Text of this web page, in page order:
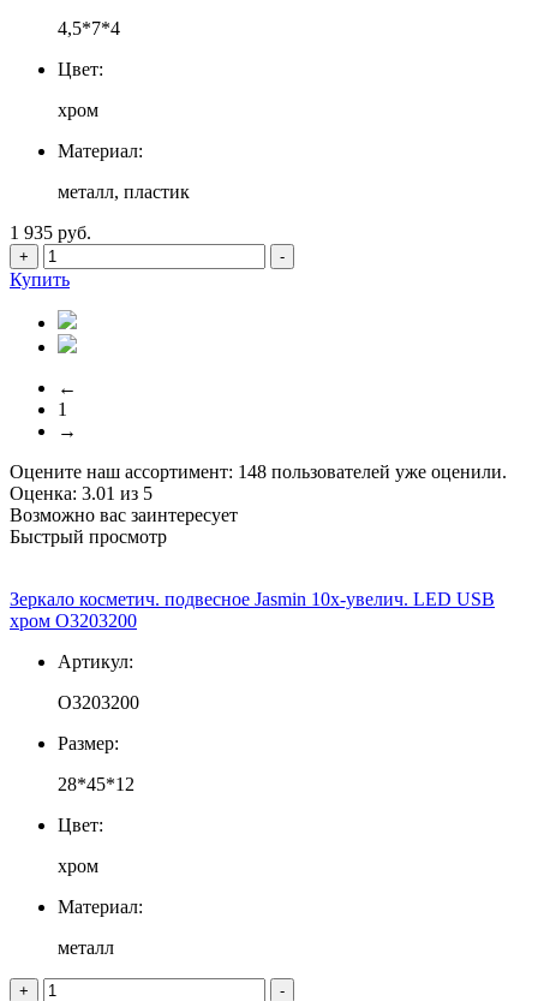
4,5*7*4
Цвет:
хром
Материал:
металл, пластик
1 935 руб.
+ -
Купить
←
1
→
Оцените наш ассортимент: 148 пользователей уже оценили.
Оценка: 3.01 из 5
Возможно вас заинтересует
Быстрый просмотр
Зеркало косметич. подвесное Jasmin 10х-увелич. LED USB
хром О3203200
Артикул:
О3203200
Размер:
28*45*12
Цвет:
хром
Материал:
металл
+ -